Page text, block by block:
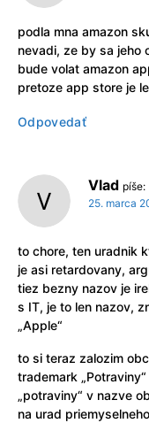
podla mna amazon
nevadi, ze by sa jeho
bude volat amazon
pretoze app store je
Odpovedať
Vlad píše:
25. marca
to chore, ten uradnik
je asi retardovany,
tiez bezny nazov je
s IT, je to len nazov,
„Apple“
to si teraz zalozim
trademark
„potraviny“ v nazve
na urad